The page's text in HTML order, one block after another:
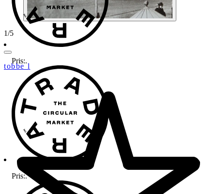
1/5
tobbe l
Pris:.
Pris:.